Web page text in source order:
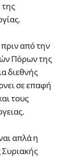
της
από την
Πόρων της
διεθνής
σε επαφή
τους
απλά η